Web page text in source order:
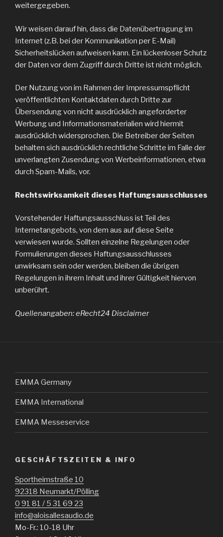
weitergegeben.
Wir weisen darauf hin, dass die Datenübertragung im
Internet (z.B. bei der Kommunikation per E-Mail)
Sicherheitslücken aufweisen kann. Ein lückenloser Schutz
der Daten vor dem Zugriff durch Dritte ist nicht möglich.
Der Nutzung von im Rahmen der Impressumspflicht
veröffentlichten Kontaktdaten durch Dritte zur
Übersendung von nicht ausdrücklich angeforderter
Werbung und Informationsmaterialien wird hiermit
ausdrücklich widersprochen. Die Betreiber der Seiten
behalten sich ausdrücklich rechtliche Schritte im Falle der
unverlangten Zusendung von Werbeinformationen, etwa
durch Spam-Mails, vor.
Rechtswirksamkeit dieses Haftungsausschlusses
Vorstehender Haftungsausschluss ist Teil des
Internetangebots, von dem aus auf diese Seite
verwiesen wurde. Sollten einzelne Regelungen oder
Formulierungen dieses Haftungsausschlusses
unwirksam sein oder werden, bleiben die übrigen
Regelungen in ihrem Inhalt und ihrer Gültigkeit hiervon
unberührt.
Quellenangaben: eRecht24 Disclaimer
EMMA Germany
EMMA International
EMMA Messeservice
GESCHÄFTSZEITEN & INFO
Sportheimstraße 10
92318 Neumarkt/Pölling
0 91 81 / 5 31 69 23
info@aloisallesaudio.de
Mo-Fr.: 10-18 Uhr